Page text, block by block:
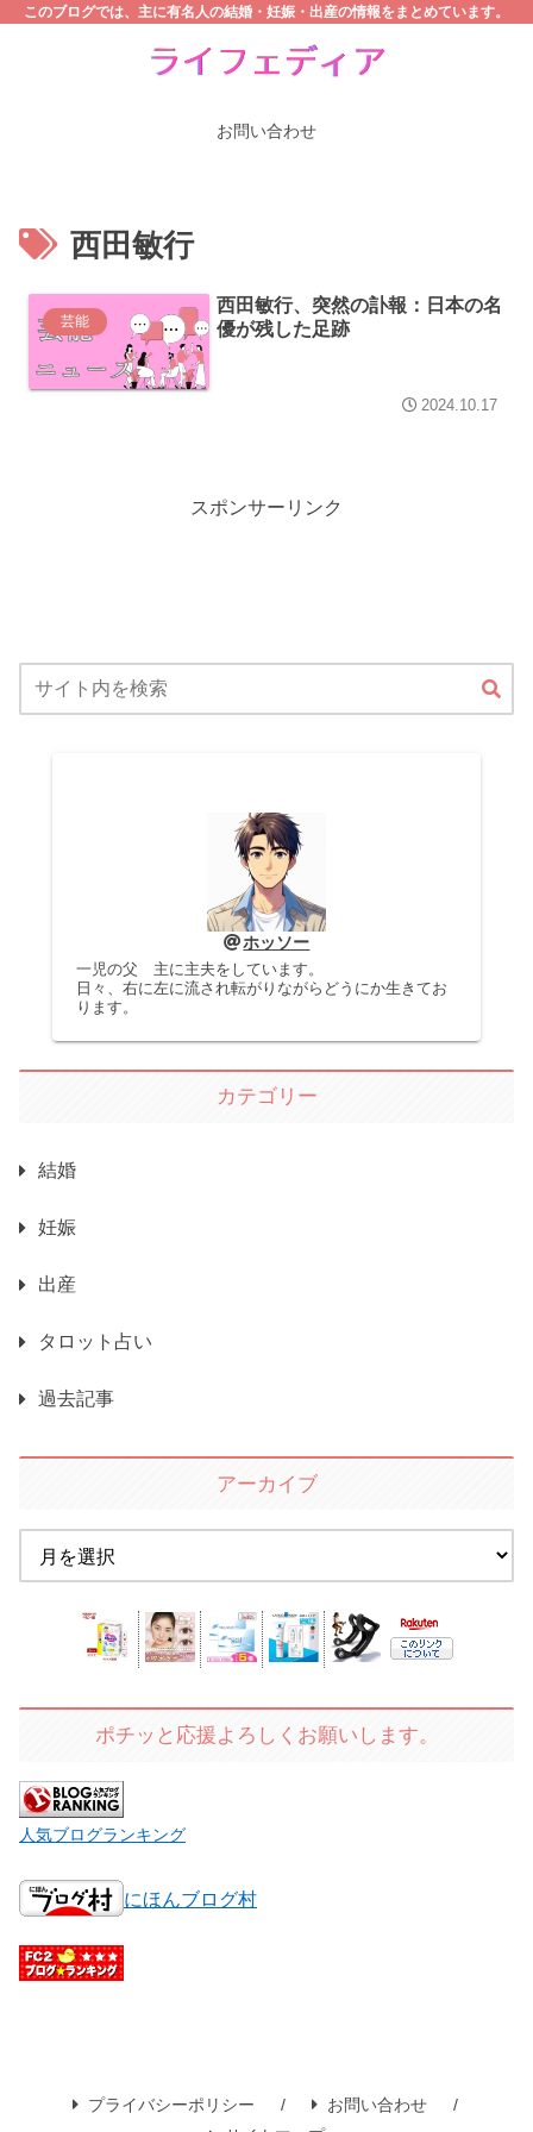
このブログでは、主に有名人の結婚・妊娠・出産の情報をまとめています。
お問い合わせ
西田敏行
芸能
西田敏行、突然の訃報：日本の名
優が残した足跡
2024.10.17
スポンサーリンク
ホッソー
一児の父 主に主夫をしています。
日々、右に左に流され転がりながらどうにか生きてお
ります。
カテゴリー
結婚
妊娠
出産
タロット占い
過去記事
アーカイブ
ポチッと応援よろしくお願いします。
人気ブログランキング
にほんブログ村
プライバシーポリシー
お問い合わせ